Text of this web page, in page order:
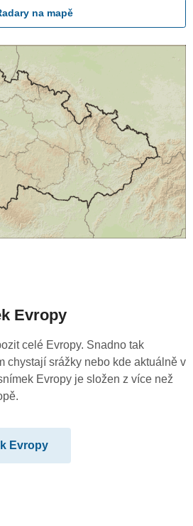
na mapě
Evropy
celé Evropy. Snadno tak
chystají srážky nebo kde aktuálně v
Evropy je složen z více než
Evropy